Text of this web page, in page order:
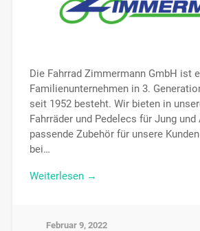
Die Fahrrad Zimmermann GmbH ist
Familienunternehmen in 3.
seit 1952 besteht. Wir bieten in
Fahrräder und Pedelecs für Jung
passende Zubehör für unsere
bei…
Weiterlesen →
Februar 9, 2022